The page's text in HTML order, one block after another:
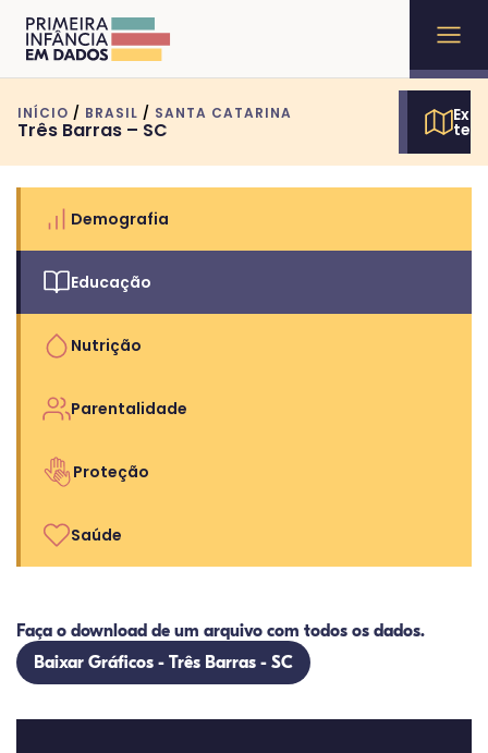
INÍCIO / BRASIL / SANTA CATARINA
Três Barras – SC
Demografia
Educação
Nutrição
Parentalidade
Proteção
Saúde
Faça o download de um arquivo com todos os dados.
Baixar Gráficos - Três Barras - SC